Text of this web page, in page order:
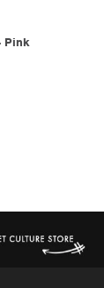
Pink